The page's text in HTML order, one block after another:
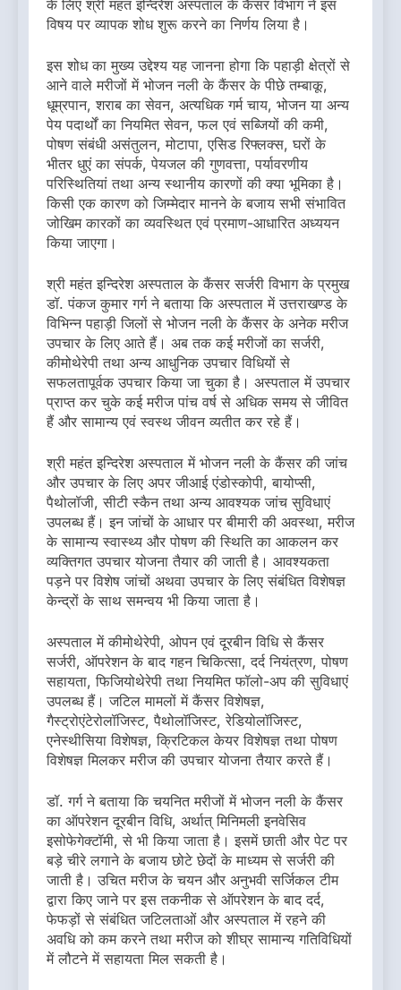
के लिए श्री महंत इन्दिरेश अस्पताल के कैंसर विभाग ने इस
विषय पर व्यापक शोध शुरू करने का निर्णय लिया है।
इस शोध का मुख्य उद्देश्य यह जानना होगा कि पहाड़ी क्षेत्रों से
आने वाले मरीजों में भोजन नली के कैंसर के पीछे तम्बाकू,
धूम्रपान, शराब का सेवन, अत्यधिक गर्म चाय, भोजन या अन्य
पेय पदार्थों का नियमित सेवन, फल एवं सब्जियों की कमी,
पोषण संबंधी असंतुलन, मोटापा, एसिड रिफ्लक्स, घरों के
भीतर धुएं का संपर्क, पेयजल की गुणवत्ता, पर्यावरणीय
परिस्थितियां तथा अन्य स्थानीय कारणों की क्या भूमिका है।
किसी एक कारण को जिम्मेदार मानने के बजाय सभी संभावित
जोखिम कारकों का व्यवस्थित एवं प्रमाण-आधारित अध्ययन
किया जाएगा।
श्री महंत इन्दिरेश अस्पताल के कैंसर सर्जरी विभाग के प्रमुख
डॉ. पंकज कुमार गर्ग ने बताया कि अस्पताल में उत्तराखण्ड के
विभिन्न पहाड़ी जिलों से भोजन नली के कैंसर के अनेक मरीज
उपचार के लिए आते हैं। अब तक कई मरीजों का सर्जरी,
कीमोथेरेपी तथा अन्य आधुनिक उपचार विधियों से
सफलतापूर्वक उपचार किया जा चुका है। अस्पताल में उपचार
प्राप्त कर चुके कई मरीज पांच वर्ष से अधिक समय से जीवित
हैं और सामान्य एवं स्वस्थ जीवन व्यतीत कर रहे हैं।
श्री महंत इन्दिरेश अस्पताल में भोजन नली के कैंसर की जांच
और उपचार के लिए अपर जीआई एंडोस्कोपी, बायोप्सी,
पैथोलॉजी, सीटी स्कैन तथा अन्य आवश्यक जांच सुविधाएं
उपलब्ध हैं। इन जांचों के आधार पर बीमारी की अवस्था, मरीज
के सामान्य स्वास्थ्य और पोषण की स्थिति का आकलन कर
व्यक्तिगत उपचार योजना तैयार की जाती है। आवश्यकता
पड़ने पर विशेष जांचों अथवा उपचार के लिए संबंधित विशेषज्ञ
केन्द्रों के साथ समन्वय भी किया जाता है।
अस्पताल में कीमोथेरेपी, ओपन एवं दूरबीन विधि से कैंसर
सर्जरी, ऑपरेशन के बाद गहन चिकित्सा, दर्द नियंत्रण, पोषण
सहायता, फिजियोथेरेपी तथा नियमित फॉलो-अप की सुविधाएं
उपलब्ध हैं। जटिल मामलों में कैंसर विशेषज्ञ,
गैस्ट्रोएंटेरोलॉजिस्ट, पैथोलॉजिस्ट, रेडियोलॉजिस्ट,
एनेस्थीसिया विशेषज्ञ, क्रिटिकल केयर विशेषज्ञ तथा पोषण
विशेषज्ञ मिलकर मरीज की उपचार योजना तैयार करते हैं।
डॉ. गर्ग ने बताया कि चयनित मरीजों में भोजन नली के कैंसर
का ऑपरेशन दूरबीन विधि, अर्थात् मिनिमली इनवेसिव
इसोफेगेक्टॉमी, से भी किया जाता है। इसमें छाती और पेट पर
बड़े चीरे लगाने के बजाय छोटे छेदों के माध्यम से सर्जरी की
जाती है। उचित मरीज के चयन और अनुभवी सर्जिकल टीम
द्वारा किए जाने पर इस तकनीक से ऑपरेशन के बाद दर्द,
फेफड़ों से संबंधित जटिलताओं और अस्पताल में रहने की
अवधि को कम करने तथा मरीज को शीघ्र सामान्य गतिविधियों
में लौटने में सहायता मिल सकती है।